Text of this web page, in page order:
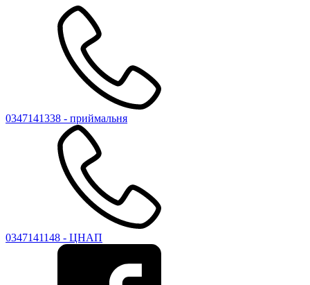
0347141338 - приймальня
0347141148 - ЦНАП